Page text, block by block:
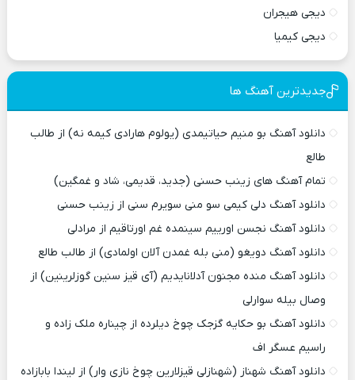
دیجی هیجران
دیجی کیمیا
جدیدترین آهنگ ها
دانلود آهنگ بو منیم حیاتیمدی (یولوم هارادی کیمه نه) از طالب
طالع
تمام آهنگ های زینب حسنی (جدید، قدیمی، شاد و غمگین)
دانلود آهنگ دلی کیمی سو منی سویرم سنی از زینب حسنی
دانلود آهنگ نجسن اورییم سینمده غم اورتاقیم از مرادلی
دانلود آهنگ دویغو (منی بله غمدن آلان اولمادی) از طالب طالع
دانلود آهنگ منده مجنون آدلانایدیم (آی قیز سنین گوزلرینین) از
وصال بیله سوارلی
دانلود آهنگ بو حکایه گزجک چوخ دیلرده از چیناره ملک زاده و
راسیم عسگر اف
دانلود آهنگ شهناز (شهنازلی قیزلارین چوخ نازی وار) از لیندا بابازاده